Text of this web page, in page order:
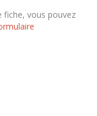
fiche, vous pouvez